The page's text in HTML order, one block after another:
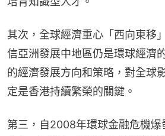
其次，全球經濟重心「西向東移
信亞洲發展中地區仍是環球經濟
的經濟發展方向和策略，對全球
定是香港持續繁榮的關鍵。
第三，自2008年環球金融危機爆